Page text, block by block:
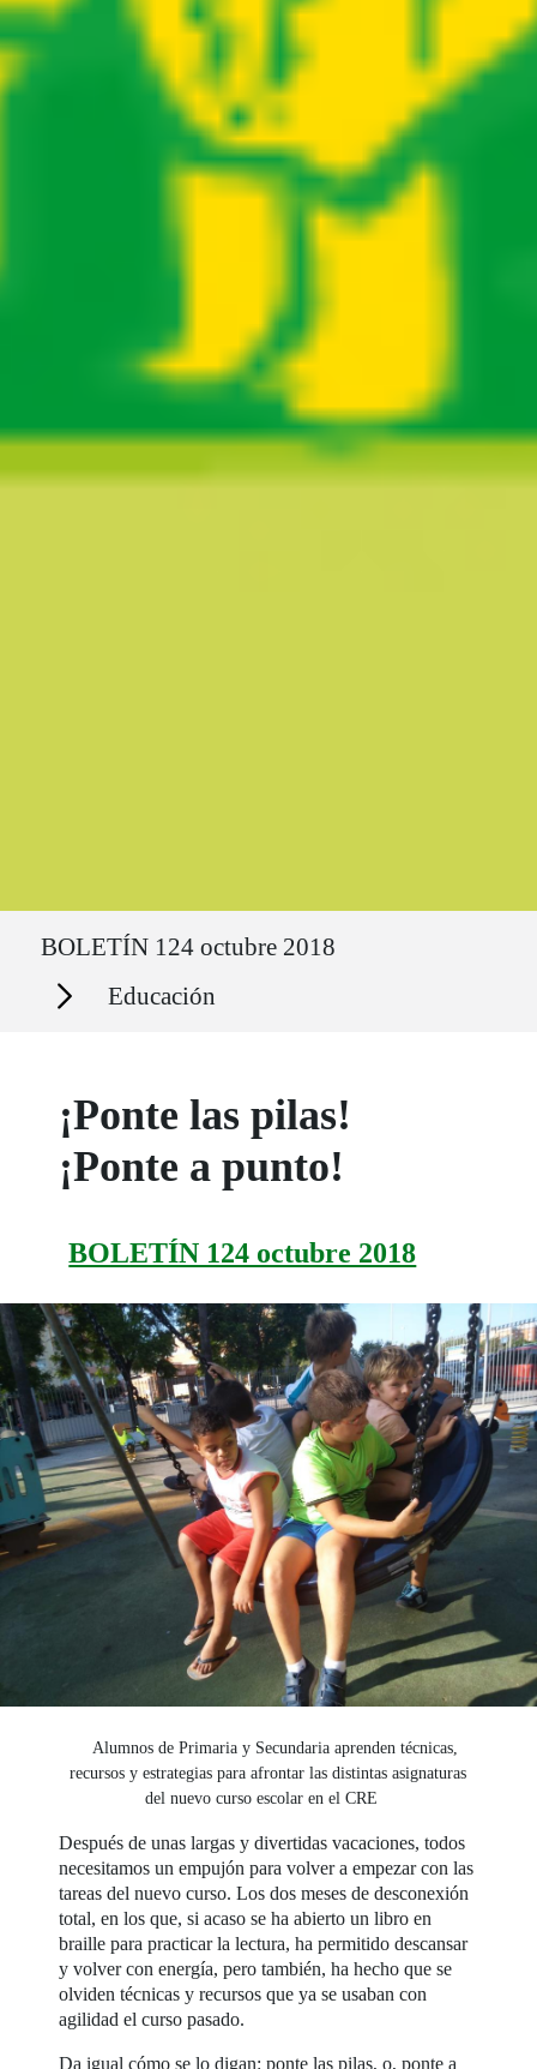
BOLETÍN 124 octubre 2018
Secciones Educación
¡Ponte las pilas!
¡Ponte a punto!
BOLETÍN 124 octubre 2018
Alumnos de Primaria y Secundaria aprenden técnicas,
recursos y estrategias para afrontar las distintas asignaturas
del nuevo curso escolar en el CRE
Después de unas largas y divertidas vacaciones, todos
necesitamos un empujón para volver a empezar con las
tareas del nuevo curso. Los dos meses de desconexión
total, en los que, si acaso se ha abierto un libro en
braille para practicar la lectura, ha permitido descansar
y volver con energía, pero también, ha hecho que se
olviden técnicas y recursos que ya se usaban con
agilidad el curso pasado.
Da igual cómo se lo digan: ponte las pilas, o, ponte a